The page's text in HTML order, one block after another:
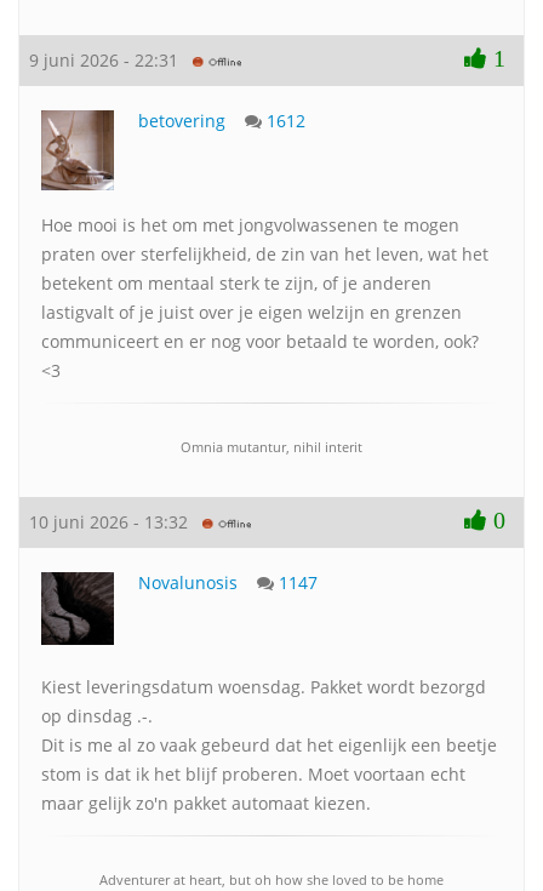
9 juni 2026 - 22:31 1
betovering 1612
Hoe mooi is het om met jongvolwassenen te mogen
praten over sterfelijkheid, de zin van het leven, wat het
betekent om mentaal sterk te zijn, of je anderen
lastigvalt of je juist over je eigen welzijn en grenzen
communiceert en er nog voor betaald te worden, ook?
<3
Omnia mutantur, nihil interit
10 juni 2026 - 13:32 0
Novalunosis 1147
Kiest leveringsdatum woensdag. Pakket wordt bezorgd
op dinsdag .-.
Dit is me al zo vaak gebeurd dat het eigenlijk een beetje
stom is dat ik het blijf proberen. Moet voortaan echt
maar gelijk zo'n pakket automaat kiezen.
Adventurer at heart, but oh how she loved to be home